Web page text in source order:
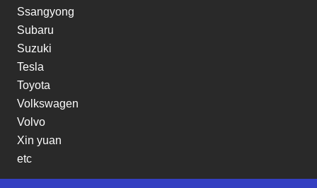
Ssangyong
Subaru
Suzuki
Tesla
Toyota
Volkswagen
Volvo
Xin yuan
etc